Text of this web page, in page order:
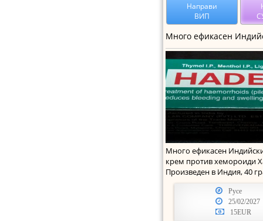
Направи
ВИП
Много eфикасен
крем против хемороиди
Произведен в Индия, 40
екструдер за нанасян
Русе
25/02/2027
15EUR